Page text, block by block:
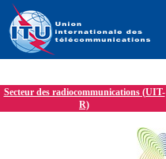
Secteur des radiocommunications (UIT-
R)